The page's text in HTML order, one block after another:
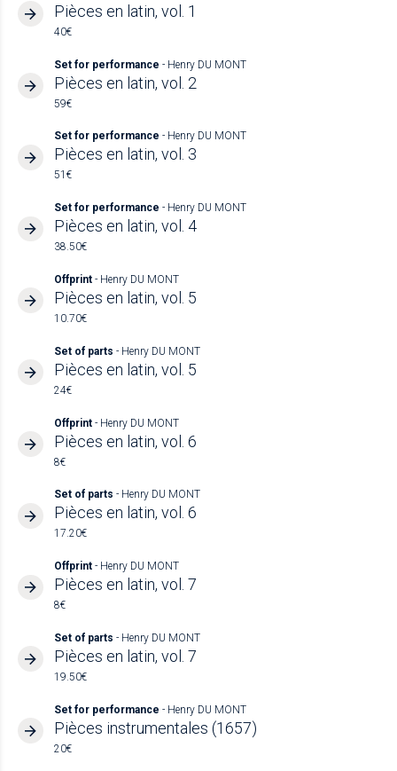
Pièces en latin, vol. 1
40€
Set for performance - Henry DU MONT
Pièces en latin, vol. 2
59€
Set for performance - Henry DU MONT
Pièces en latin, vol. 3
51€
Set for performance - Henry DU MONT
Pièces en latin, vol. 4
38.50€
Offprint - Henry DU MONT
Pièces en latin, vol. 5
10.70€
Set of parts - Henry DU MONT
Pièces en latin, vol. 5
24€
Offprint - Henry DU MONT
Pièces en latin, vol. 6
8€
Set of parts - Henry DU MONT
Pièces en latin, vol. 6
17.20€
Offprint - Henry DU MONT
Pièces en latin, vol. 7
8€
Set of parts - Henry DU MONT
Pièces en latin, vol. 7
19.50€
Set for performance - Henry DU MONT
Pièces instrumentales (1657)
20€